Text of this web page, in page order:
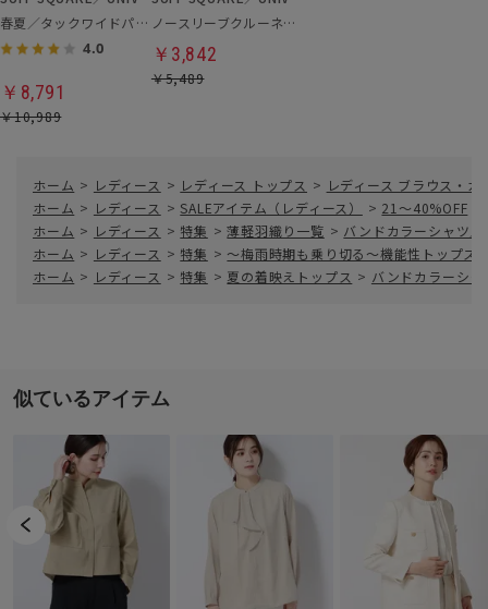
春夏／タックワイドパンツ
4.0
￥8,791
￥10,989
ノースリーブクルーネックリブニット
￥3,842
￥5,489
ホーム > レディース > レディース トップス > レディース ブラウス・カ
ホーム > レディース > SALEアイテム（レディース） > 21～40%OFF
ホーム > レディース > 特集 > 薄軽羽織り一覧 > バンドカラーシャツ
ホーム > レディース > 特集 > ～梅雨時期も乗り切る～機能性トップス
ホーム > レディース > 特集 > 夏の着映えトップス > バンドカラーシ